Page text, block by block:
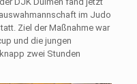
im Judo
Ziel der Maßnahme war
und die jungen
zwei Stunden